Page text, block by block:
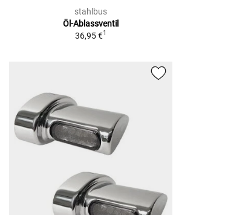
stahlbus
Öl-Ablassventil
36,95 €1